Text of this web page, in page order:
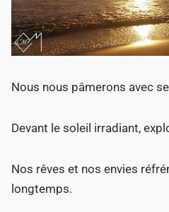
Nous nous pâmerons avec
Devant le soleil irradiant,
Nos rêves et nos envies
longtemps.